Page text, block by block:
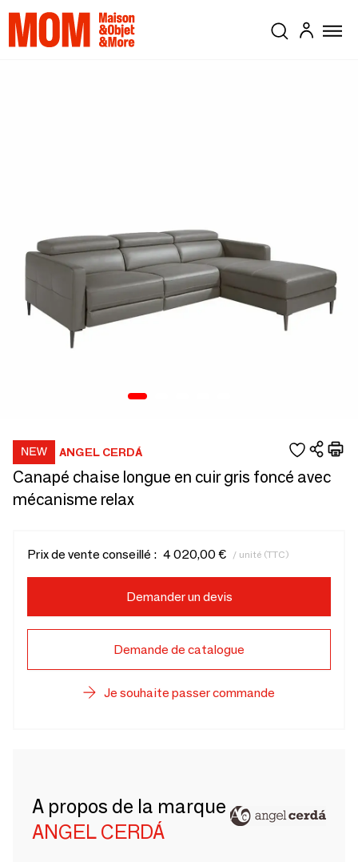
ANGEL CERDÁ
Canapé chaise longue en cuir gris foncé avec
mécanisme relax
Prix de vente conseillé : 4 020,00 € / unité (TTC)
Demander un devis
Demande de catalogue
Je souhaite passer commande
A propos de la marque
ANGEL CERDÁ